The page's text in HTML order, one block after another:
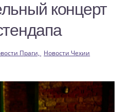
концерт
Праги, Новости Чехии